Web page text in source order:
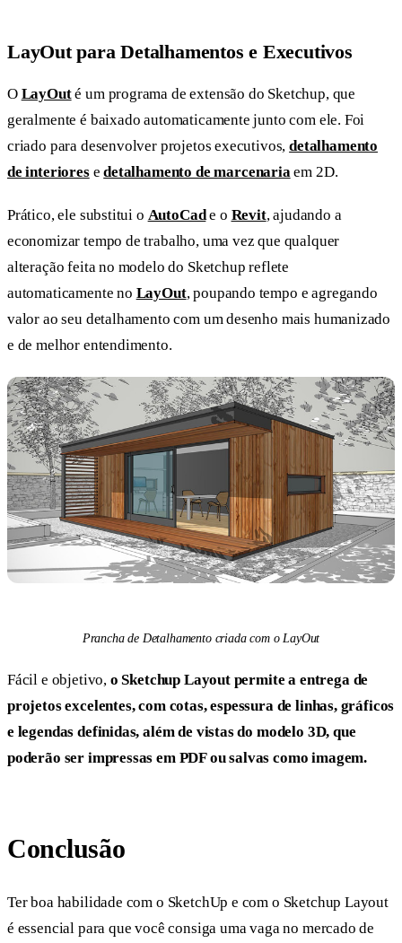
LayOut para Detalhamentos e Executivos
O LayOuté um programa de extensão do Sketchup, que
geralmente é baixado automaticamente junto com ele. Foi
criado para desenvolver projetos executivos,detalhamento
de interioresedetalhamento de marcenariaem 2D.
Prático, ele substitui o AutoCade o Revit, ajudando a
economizar tempo de trabalho, uma vez que qualquer
alteração feita no modelo do Sketchup reflete
automaticamente no LayOut, poupando tempo e agregando
valor ao seu detalhamento com um desenho mais humanizado
e de melhor entendimento.
Prancha de Detalhamento criada com o LayOut
Fácil e objetivo, o Sketchup Layout permite a entrega de
projetos excelentes, com cotas, espessura de linhas, gráficos
e legendas definidas, além de vistas do modelo 3D, que
poderão ser impressas em PDF ou salvas como imagem.
Conclusão
Ter boa habilidade com o SketchUp e com o Sketchup Layout
é essencial para que você consiga uma vaga no mercado de